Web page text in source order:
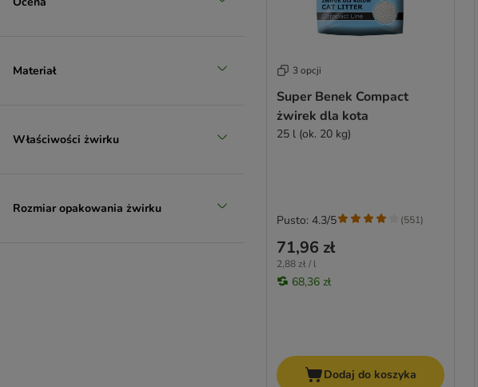
Materiał
Właściwości żwirku
Rozmiar opakowania żwirku
3 opcji
Super Benek Compact
żwirek dla kota
25 l (ok. 20 kg)
71,96 zł
2,88 zł / l
68,36 zł
Pusto: 4.3/5 (551)
Dodaj do koszyka